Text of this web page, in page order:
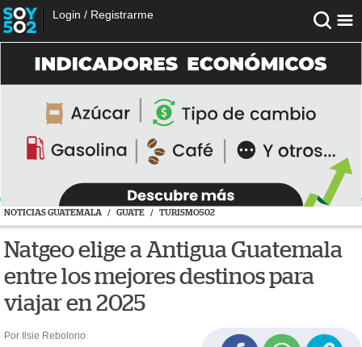
Login / Registrarme
NOTICIAS GUATEMALA / GUATE / TURISMO502
Natgeo elige a Antigua Guatemala
entre los mejores destinos para
viajar en 2025
Por Ilsie Rebolorio